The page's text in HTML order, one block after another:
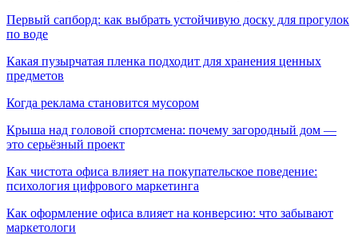
Первый сапборд: как выбрать устойчивую доску для прогулок
по воде
Какая пузырчатая пленка подходит для хранения ценных
предметов
Когда реклама становится мусором
Крыша над головой спортсмена: почему загородный дом —
это серьёзный проект
Как чистота офиса влияет на покупательское поведение:
психология цифрового маркетинга
Как оформление офиса влияет на конверсию: что забывают
маркетологи